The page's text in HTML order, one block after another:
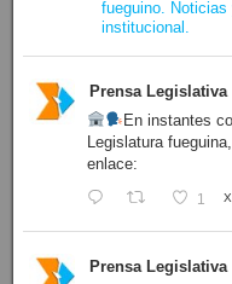
fueguino.
institucional.
Prensa Legislativa
En instantes
Legislatura
enlace:
1 X
Prensa Legislativa